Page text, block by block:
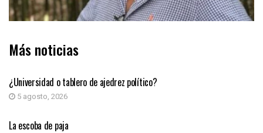
Más noticias
¿Universidad o tablero de ajedrez político?
5 agosto, 2026
COLUMNA DE OPINIÓN
La escoba de paja